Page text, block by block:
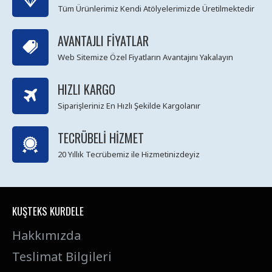
Tüm Ürünlerimiz Kendi Atölyelerimizde Üretilmektedir
AVANTAJLI FIYATLAR
Web Sitemize Özel Fiyatların Avantajını Yakalayın
HIZLI KARGO
Siparişleriniz En Hızlı Şekilde Kargolanır
TECRÜBELI HIZMET
20 Yıllık Tecrübemiz ile Hizmetinizdeyiz
KUŞTEKS KURDELE
Hakkımızda
Teslimat Bilgileri